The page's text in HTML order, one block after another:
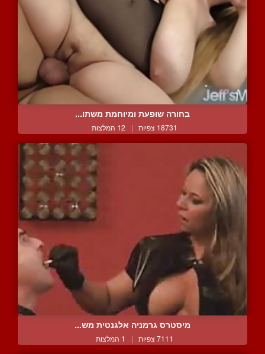
בחורה שופעת ומיוחמת משתו...
18731 צפיות | 12 המלצות
מיסטרס גרמניה אלגנטית מש...
7111 צפיות | 1 המלצות